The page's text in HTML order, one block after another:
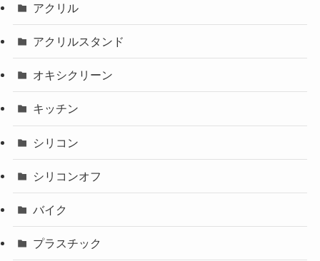
アクリル
アクリルスタンド
オキシクリーン
キッチン
シリコン
シリコンオフ
バイク
プラスチック